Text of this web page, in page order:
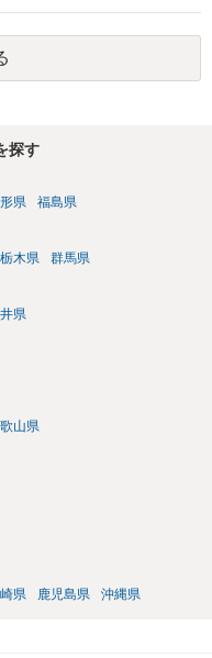
探す
県 福島県
栃木県 群馬県
県
山県
県 鹿児島県 沖縄県